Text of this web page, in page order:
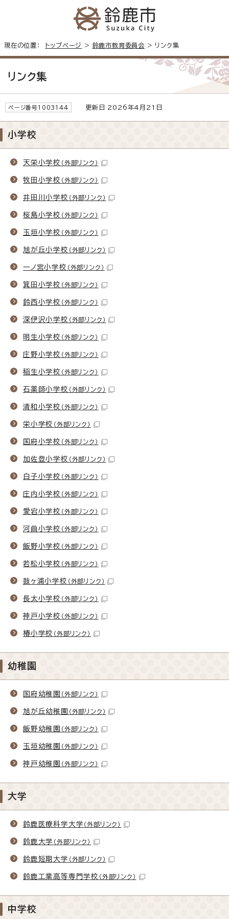
現在の位置： トップページ > 鈴鹿市教育委員会 > リンク集
リンク集
ページ番号1003144 更新日 2026年4月21日
小学校
天栄小学校 （外部リンク）
牧田小学校 （外部リンク）
井田川小学校 （外部リンク）
桜島小学校 （外部リンク）
玉垣小学校 （外部リンク）
旭が丘小学校 （外部リンク）
一ノ宮小学校 （外部リンク）
箕田小学校 （外部リンク）
鈴西小学校 （外部リンク）
深伊沢小学校 （外部リンク）
明生小学校 （外部リンク）
庄野小学校 （外部リンク）
稲生小学校 （外部リンク）
石薬師小学校 （外部リンク）
清和小学校 （外部リンク）
栄小学校 （外部リンク）
国府小学校 （外部リンク）
加佐登小学校 （外部リンク）
白子小学校 （外部リンク）
庄内小学校 （外部リンク）
愛宕小学校 （外部リンク）
河曲小学校 （外部リンク）
飯野小学校 （外部リンク）
若松小学校 （外部リンク）
鼓ヶ浦小学校 （外部リンク）
長太小学校 （外部リンク）
神戸小学校 （外部リンク）
椿小学校 （外部リンク）
幼稚園
国府幼稚園 （外部リンク）
旭が丘幼稚園 （外部リンク）
飯野幼稚園 （外部リンク）
玉垣幼稚園 （外部リンク）
神戸幼稚園 （外部リンク）
大学
鈴鹿医療科学大学 （外部リンク）
鈴鹿大学 （外部リンク）
鈴鹿短期大学 （外部リンク）
鈴鹿工業高等専門学校 （外部リンク）
中学校